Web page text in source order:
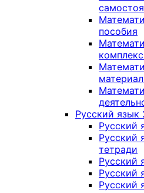
пособия
Русский язык
Русский
Русский
тетради
Русский
Русский
Русский